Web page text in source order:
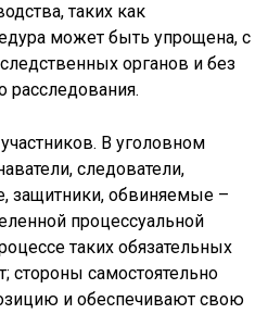
таких как
может быть упрощена, с
органов и без
расследования.
В уголовном
следователи,
защитники, обвиняемые –
процессуальной
таких обязательных
стороны самостоятельно
и обеспечивают свою